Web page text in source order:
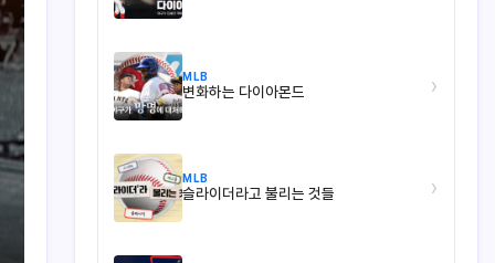
MLB
변화하는 다이아몬드 ›
MLB
슬라이더라고 불리는 것들 ›